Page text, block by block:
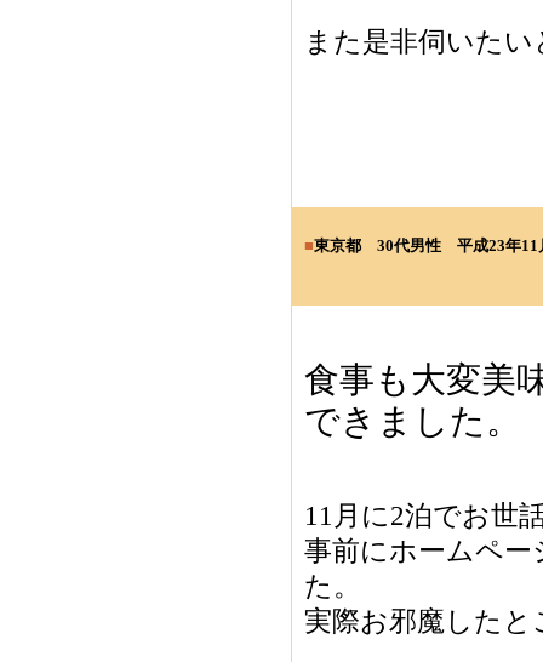
また是非伺いた
■東京都 30代男性 平成23年11
食事も大変美
できました。
11月に2泊でお世
事前にホームペ
た。
実際お邪魔した